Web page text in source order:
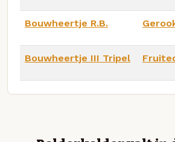
Bouwheertje R.B.
Bouwheertje III Tripel